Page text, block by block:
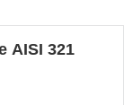
AISI 321